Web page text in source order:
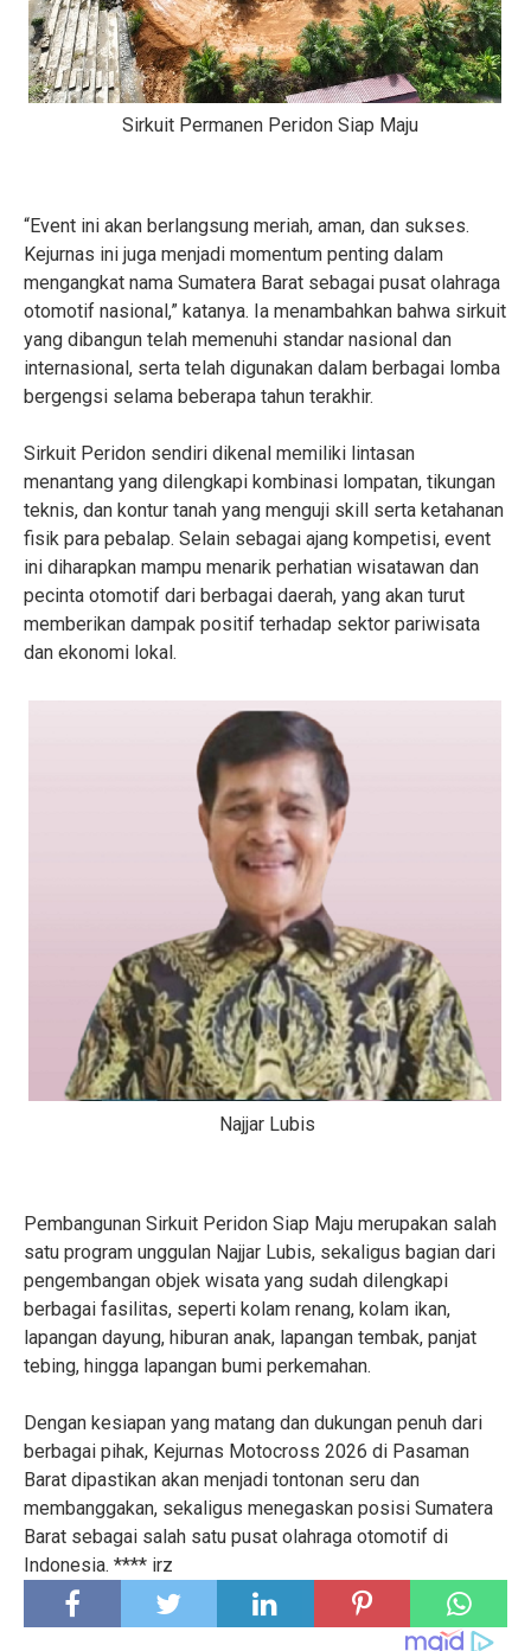
Sirkuit Permanen Peridon Siap Maju
“Event ini akan berlangsung meriah, aman, dan sukses.
Kejurnas ini juga menjadi momentum penting dalam
mengangkat nama Sumatera Barat sebagai pusat olahraga
otomotif nasional,” katanya. Ia menambahkan bahwa sirkuit
yang dibangun telah memenuhi standar nasional dan
internasional, serta telah digunakan dalam berbagai lomba
bergengsi selama beberapa tahun terakhir.
Sirkuit Peridon sendiri dikenal memiliki lintasan
menantang yang dilengkapi kombinasi lompatan, tikungan
teknis, dan kontur tanah yang menguji skill serta ketahanan
fisik para pebalap. Selain sebagai ajang kompetisi, event
ini diharapkan mampu menarik perhatian wisatawan dan
pecinta otomotif dari berbagai daerah, yang akan turut
memberikan dampak positif terhadap sektor pariwisata
dan ekonomi lokal.
Najjar Lubis
Pembangunan Sirkuit Peridon Siap Maju merupakan salah
satu program unggulan Najjar Lubis, sekaligus bagian dari
pengembangan objek wisata yang sudah dilengkapi
berbagai fasilitas, seperti kolam renang, kolam ikan,
lapangan dayung, hiburan anak, lapangan tembak, panjat
tebing, hingga lapangan bumi perkemahan.
Dengan kesiapan yang matang dan dukungan penuh dari
berbagai pihak, Kejurnas Motocross 2026 di Pasaman
Barat dipastikan akan menjadi tontonan seru dan
membanggakan, sekaligus menegaskan posisi Sumatera
Barat sebagai salah satu pusat olahraga otomotif di
Indonesia. **** irz